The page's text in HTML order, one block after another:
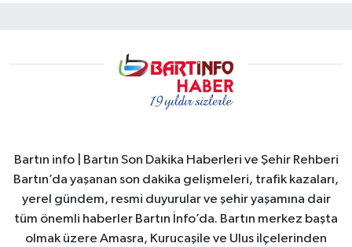
Bartın info | Bartın Son Dakika Haberleri ve Şehir Rehberi
Bartın’da yaşanan son dakika gelişmeleri, trafik kazaları,
yerel gündem, resmi duyurular ve şehir yaşamına dair
tüm önemli haberler Bartın İnfo’da. Bartın merkez başta
olmak üzere Amasra, Kurucaşile ve Ulus ilçelerinden